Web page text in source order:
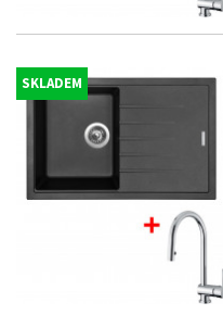
SKLADEM